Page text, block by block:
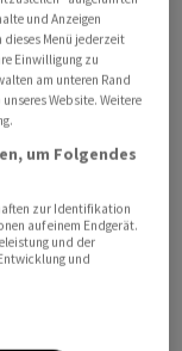
(auf
das Service-
Erfolgen an dem
im
und Anzeigen
dieses Menü jederzeit
Einwilligung zu
am unteren Rand
Website. Weitere
um Folgendes
zur Identifikation
auf einem Endgerät.
und der
und